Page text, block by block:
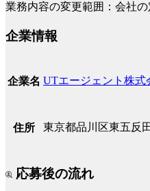
業務内容の変更範囲：会社
企業情報
企業名 UTエージェント株式
住所 東京都品川区東五反
応募後の流れ